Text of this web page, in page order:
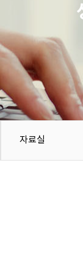
자료실